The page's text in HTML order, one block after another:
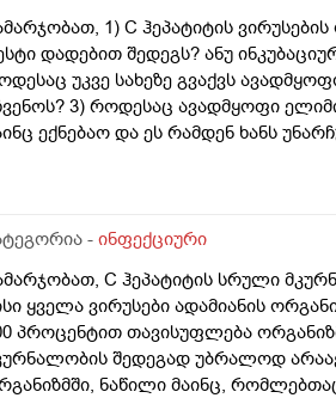
1) C ჰეპატიტის
დადებით შედეგს? ანუ
უკვე სახეზე გვაქვს
3) როდესაც ავადმყოფი
ექნებაო და ეს რამდენ ხანს
ადამიანს აქვს თუ არა
აჩვენებს? თუ კი ესეიგი
- ინფექციური
C ჰეპატიტის სრული
ყველა ვირუსები ადამიანის
პროცენტით თავისუფლება
შედეგად უბრალოდ
ნაწილი მაინც,